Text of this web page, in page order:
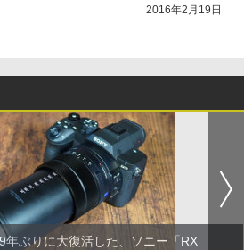
2016年2月19日
年ぶりに大復活した、ソニー「RX